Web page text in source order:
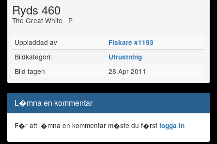
Ryds 460
The Great White =P
Uppladdad av Fiskare #1193
Bildkategori: Utrustning
Bild tagen 28 Apr 2011
L�mna en kommentar
F�r att l�mna en kommentar m�ste du f�rst logga in